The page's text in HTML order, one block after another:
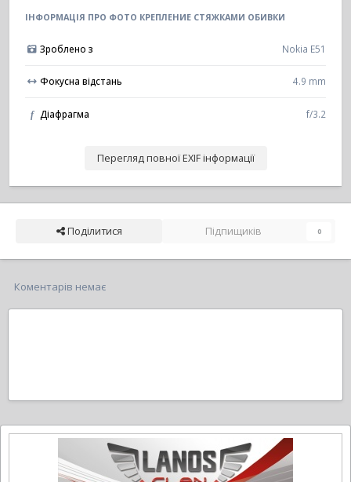
ІНФОРМАЦІЯ ПРО ФОТО КРЕПЛЕНИЕ СТЯЖКАМИ ОБИВКИ
Зроблено з Nokia E51
Фокусна відстань 4.9 mm
f Діафрагма f/3.2
Перегляд повної EXIF інформації
Поділитися Підпищиків 0
Коментарів немає